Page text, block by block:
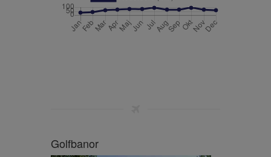
Golfbanor